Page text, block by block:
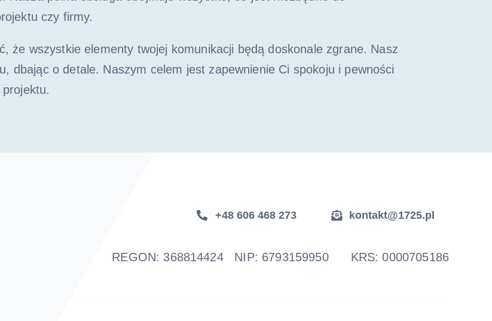
czy firmy.
że wszystkie elementy twojej komunikacji będą doskonale zgrane. Nasz
dbając o detale. Naszym celem jest zapewnienie Ci spokoju i pewności
+48 606 468 273 kontakt@1725.pl
REGON: 368814424 NIP: 6793159950 KRS: 0000705186